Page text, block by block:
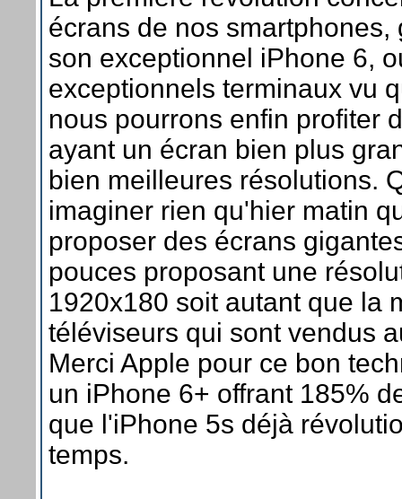
écrans de nos smartphones,
son exceptionnel iPhone 6,
exceptionnels terminaux vu
nous pourrons enfin profiter
ayant un écran bien plus
bien meilleures résolutions.
imaginer rien qu'hier matin
proposer des écrans
pouces proposant une
1920x180 soit autant que la
téléviseurs qui sont vendus
Merci Apple pour ce bon
un iPhone 6+ offrant 185%
que l'iPhone 5s déjà
temps.